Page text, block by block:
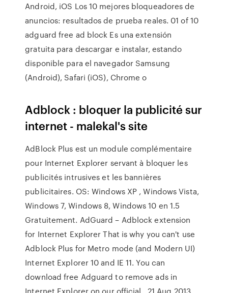
Android, iOS Los 10 mejores bloqueadores de
anuncios: resultados de prueba reales. 01 of 10
adguard free ad block Es una extensión
gratuita para descargar e instalar, estando
disponible para el navegador Samsung
(Android), Safari (iOS), Chrome o
Adblock : bloquer la publicité sur
internet - malekal's site
AdBlock Plus est un module complémentaire
pour Internet Explorer servant à bloquer les
publicités intrusives et les bannières
publicitaires. OS: Windows XP , Windows Vista,
Windows 7, Windows 8, Windows 10 en 1.5
Gratuitement. AdGuard – Adblock extension
for Internet Explorer That is why you can't use
Adblock Plus for Metro mode (and Modern UI)
Internet Explorer 10 and IE 11. You can
download free Adguard to remove ads in
Internet Explorer on our official 21 Aug 2013